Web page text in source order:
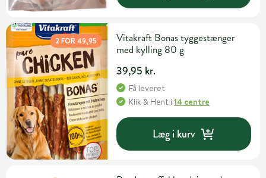
2 FOR 49,95
Vitakraft Bonas tyggestænger
med kylling 80 g
39,95 kr.
Få leveret
Klik & Hent i14 centre
Læg i kurv